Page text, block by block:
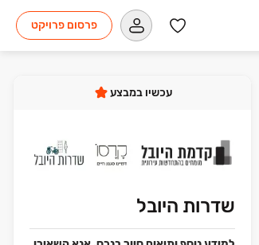
פרסום פרויקט
עכשיו במבצע
שדרות היובל